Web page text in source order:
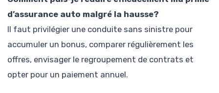
d’assurance auto malgré la hausse?
Il faut privilégier une conduite sans sinistre pour
accumuler un bonus, comparer régulièrement les
offres, envisager le regroupement de contrats et
opter pour un paiement annuel.